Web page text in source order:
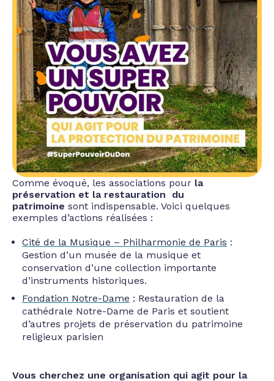
Comme évoqué, les associations pour la
préservation et la restauration du
patrimoine sont indispensable. Voici quelques
exemples d’actions réalisées :
Cité de la Musique – Philharmonie de Paris :
Gestion d’un musée de la musique et
conservation d’une collection importante
d’instruments historiques.
Fondation Notre-Dame : Restauration de la
cathédrale Notre-Dame de Paris et soutient
d’autres projets de préservation du patrimoine
religieux parisien
Vous cherchez une organisation qui agit pour la